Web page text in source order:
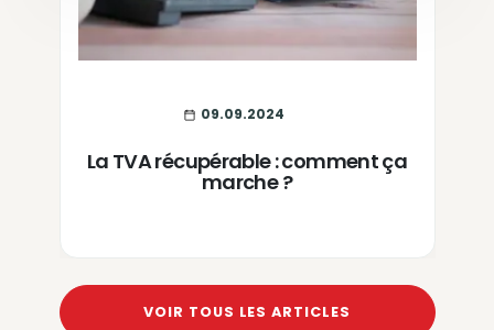
09.09.2024
La TVA récupérable : comment ça
marche ?
VOIR TOUS LES ARTICLES